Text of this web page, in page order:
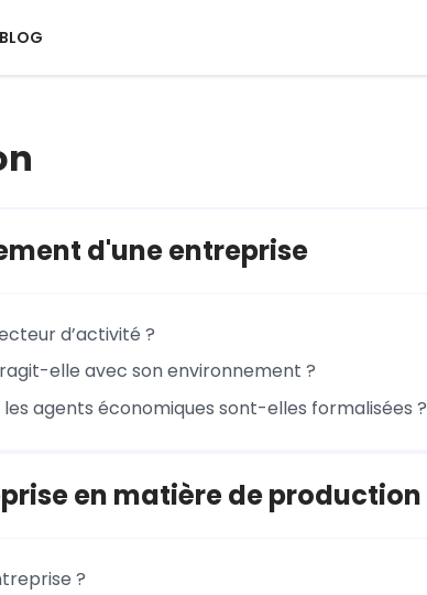
BLOG
d'une entreprise
d’activité ?
elle avec son environnement ?
agents économiques sont-elles formalisées ?
en matière de production
?